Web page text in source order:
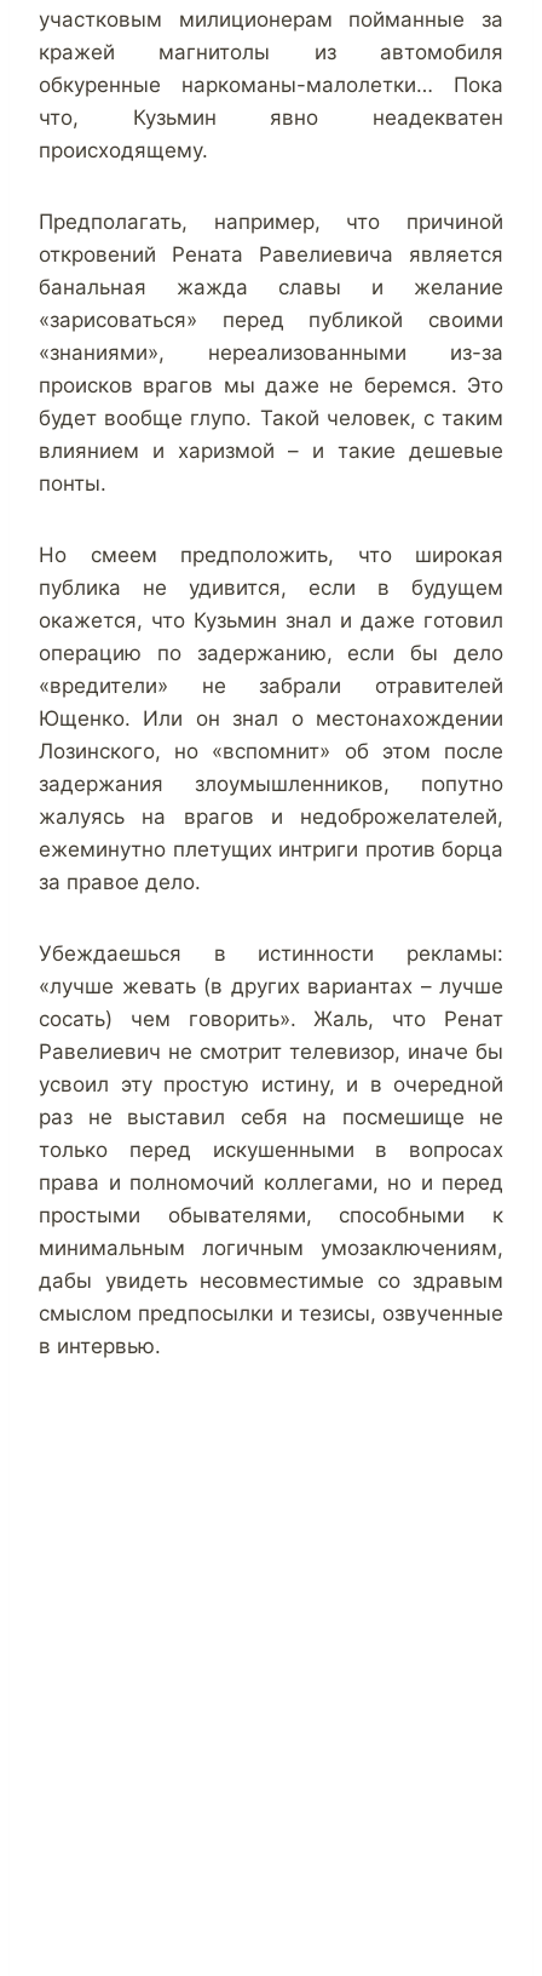
участковым милиционерам пойманные за
кражей магнитолы из автомобиля
обкуренные наркоманы-малолетки… Пока
что, Кузьмин явно неадекватен
происходящему.
Предполагать, например, что причиной
откровений Рената Равелиевича является
банальная жажда славы и желание
«зарисоваться» перед публикой своими
«знаниями», нереализованными из-за
происков врагов мы даже не беремся. Это
будет вообще глупо. Такой человек, с таким
влиянием и харизмой – и такие дешевые
понты.
Но смеем предположить, что широкая
публика не удивится, если в будущем
окажется, что Кузьмин знал и даже готовил
операцию по задержанию, если бы дело
«вредители» не забрали отравителей
Ющенко. Или он знал о местонахождении
Лозинского, но «вспомнит» об этом после
задержания злоумышленников, попутно
жалуясь на врагов и недоброжелателей,
ежеминутно плетущих интриги против борца
за правое дело.
Убеждаешься в истинности рекламы:
«лучше жевать (в других вариантах – лучше
сосать) чем говорить». Жаль, что Ренат
Равелиевич не смотрит телевизор, иначе бы
усвоил эту простую истину, и в очередной
раз не выставил себя на посмешище не
только перед искушенными в вопросах
права и полномочий коллегами, но и перед
простыми обывателями, способными к
минимальным логичным умозаключениям,
дабы увидеть несовместимые со здравым
смыслом предпосылки и тезисы, озвученные
в интервью.